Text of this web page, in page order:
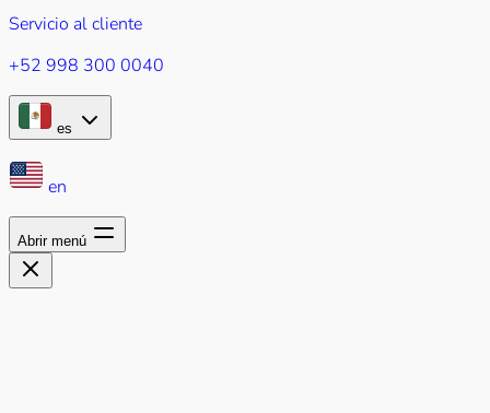
Servicio al cliente
+52 998 300 0040
es
en
Abrir menú